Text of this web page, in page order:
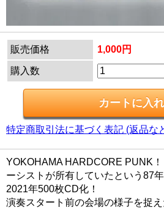
販売価格 1,000円
購入数
特定商取引法に基づく表記 (返品な
YOKOHAMA HARDCORE PUNK
ーシストが所有していたという87
2021年500枚CD化！
演奏スタート前の会場の様子を捉